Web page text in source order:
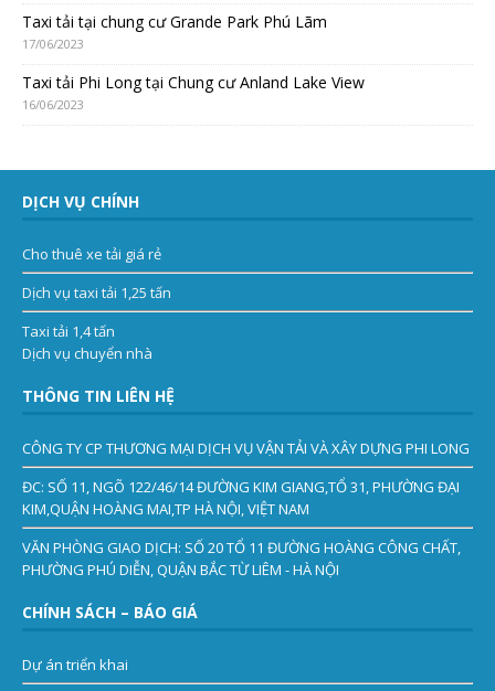
Taxi tải tại chung cư Grande Park Phú Lãm
17/06/2023
Taxi tải Phi Long tại Chung cư Anland Lake View
16/06/2023
DỊCH VỤ CHÍNH
Cho thuê xe tải giá rẻ
Dịch vụ taxi tải 1,25 tấn
Taxi tải 1,4 tấn
Dịch vụ chuyển nhà
THÔNG TIN LIÊN HỆ
CÔNG TY CP THƯƠNG MẠI DỊCH VỤ VẬN TẢI VÀ XÂY DỰNG PHI LONG
ĐC: SỐ 11, NGÕ 122/46/14 ĐƯỜNG KIM GIANG,TỔ 31, PHƯỜNG ĐẠI
KIM,QUẬN HOÀNG MAI,TP HÀ NỘI, VIỆT NAM
VĂN PHÒNG GIAO DỊCH: SỐ 20 TỔ 11 ĐƯỜNG HOÀNG CÔNG CHẤT,
PHƯỜNG PHÚ DIỄN, QUẬN BẮC TỪ LIÊM - HÀ NỘI
CHÍNH SÁCH – BÁO GIÁ
Dự án triển khai